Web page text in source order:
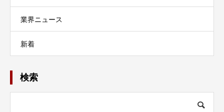
業界ニュース
新着
検索